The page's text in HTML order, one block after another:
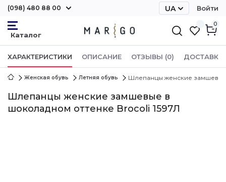
(098) 480 88 00 UA Войти
0
ХАРАКТЕРИСТИКИ ОПИСАНИЕ ОТЗЫВЫ (0) ДОСТАВКА
Женская обувь Летняя обувь Шлепанцы женские замшевые
Шлепанцы женские замшевые в
шоколадном оттенке Brocoli 1597Л